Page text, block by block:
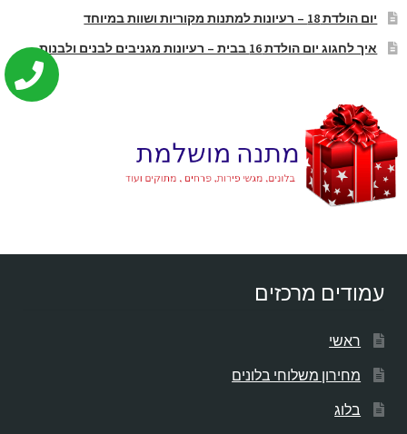
יום הולדת 18 – רעיונות למתנות מקוריות ושוות במיוחד
איך לחגוג יום הולדת 16 בבית – רעיונות מגניבים לבנים ולבנות
עמודים מרכזים
ראשי
מחירון משלוחי בלונים
בלוג